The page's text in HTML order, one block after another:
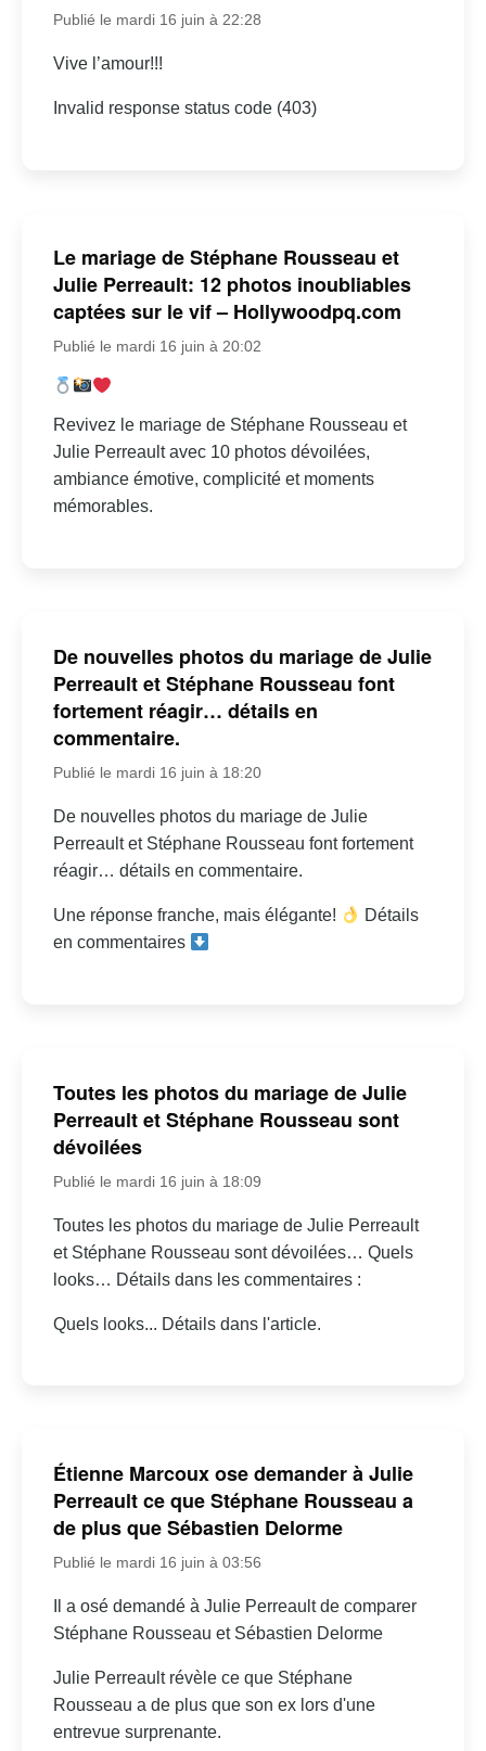
Publié le mardi 16 juin à 22:28
Vive l’amour!!!
Invalid response status code (403)
Le mariage de Stéphane Rousseau et
Julie Perreault: 12 photos inoubliables
captées sur le vif – Hollywoodpq.com
Publié le mardi 16 juin à 20:02
Revivez le mariage de Stéphane Rousseau et
Julie Perreault avec 10 photos dévoilées,
ambiance émotive, complicité et moments
mémorables.
De nouvelles photos du mariage de Julie
Perreault et Stéphane Rousseau font
fortement réagir… détails en
commentaire.
Publié le mardi 16 juin à 18:20
De nouvelles photos du mariage de Julie
Perreault et Stéphane Rousseau font fortement
réagir… détails en commentaire.
Une réponse franche, mais élégante!
Détails
en commentaires
Toutes les photos du mariage de Julie
Perreault et Stéphane Rousseau sont
dévoilées
Publié le mardi 16 juin à 18:09
Toutes les photos du mariage de Julie Perreault
et Stéphane Rousseau sont dévoilées… Quels
looks… Détails dans les commentaires :
Quels looks... Détails dans l'article.
Étienne Marcoux ose demander à Julie
Perreault ce que Stéphane Rousseau a
de plus que Sébastien Delorme
Publié le mardi 16 juin à 03:56
Il a osé demandé à Julie Perreault de comparer
Stéphane Rousseau et Sébastien Delorme
Julie Perreault révèle ce que Stéphane
Rousseau a de plus que son ex lors d'une
entrevue surprenante.